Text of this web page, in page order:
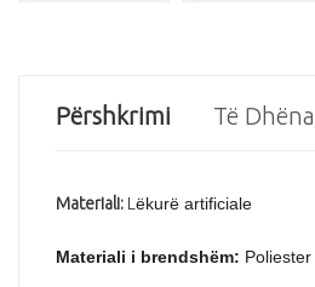
Përshkrimi Të
Materiali: Lëkurë artificiale
Materiali i brendshëm: Poliester